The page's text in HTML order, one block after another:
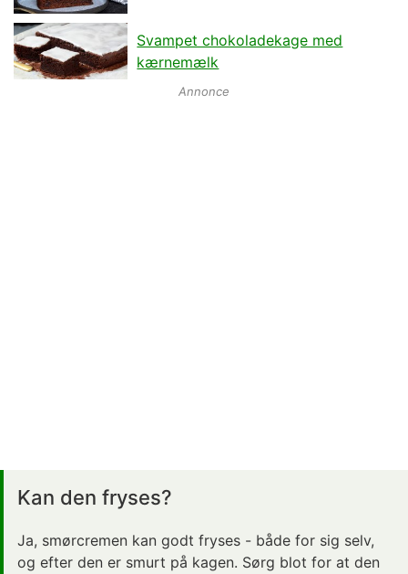
Svampet chokoladekage med
kærnemælk
Annonce
Kan den fryses?
Ja, smørcremen kan godt fryses - både for sig selv,
og efter den er smurt på kagen. Sørg blot for at den